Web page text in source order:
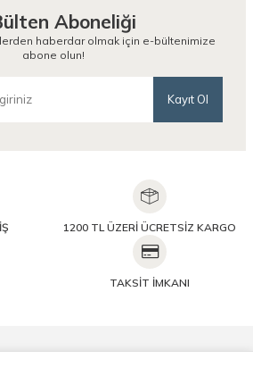
Aboneliği
haberdar olmak için e-bültenimize
abone olun!
Kayıt Ol
1200 TL ÜZERİ ÜCRETSİZ KARGO
TAKSİT İMKANI